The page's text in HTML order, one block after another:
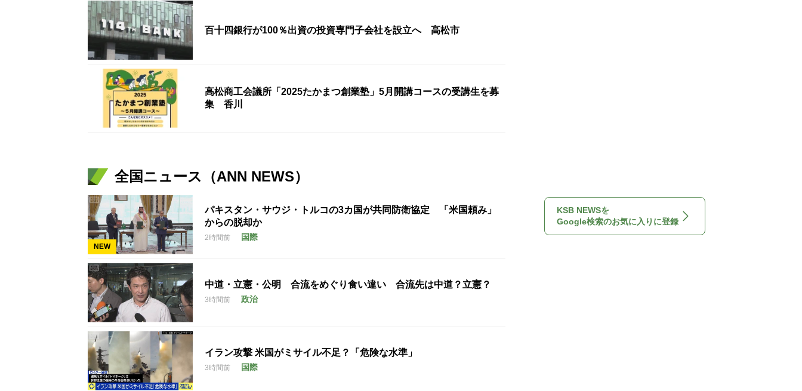
百十四銀行が100％出資の投資専門子会社を設立へ 高松市
高松商工会議所「2025たかまつ創業塾」5月開講コースの受講生を募
集 香川
全国ニュース（ANN NEWS）
NEW
パキスタン・サウジ・トルコの3カ国が共同防衛協定 「米国頼み」
からの脱却か
2時間前 国際
中道・立憲・公明 合流をめぐり食い違い 合流先は中道？立憲？
3時間前 政治
イラン攻撃 米国がミサイル不足？「危険な水準」
3時間前 国際
KSB NEWSを
Google検索のお気に入りに登録